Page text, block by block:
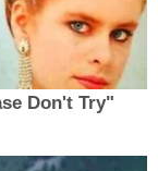
Don't Try"